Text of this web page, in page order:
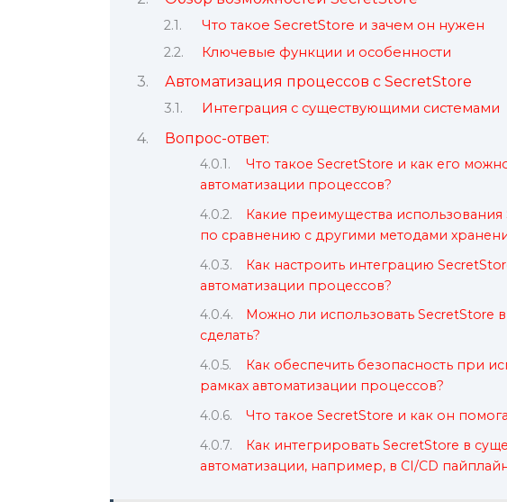
Что такое SecretStore и зачем он нужен
Ключевые функции и особенности
Автоматизация процессов с SecretStore
Интеграция с существующими системами
Вопрос-ответ:
Что такое SecretStore и как его
автоматизации процессов?
Какие преимущества использования
по сравнению с другими методами
Как настроить интеграцию
автоматизации процессов?
Можно ли использовать SecretStore
сделать?
Как обеспечить безопасность при
рамках автоматизации процессов?
Что такое SecretStore и как он
Как интегрировать SecretStore в
автоматизации, например, в CI/CD